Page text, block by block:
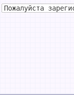
Пожалуйста